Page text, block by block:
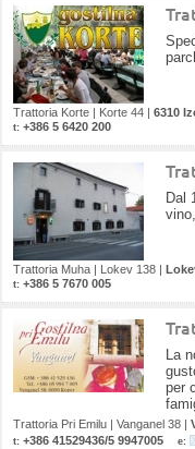
Trattoria Korte Korte 44 6310
t: +386 5 6420 200
Dal
Trattoria Muha Lokev 138
t: +386 5 7670 005
La
per
Trattoria Pri Emilu Vanganel 38
t: +386 41529436/5 9947005 e: